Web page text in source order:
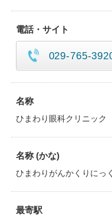
電話・サイト
029-765-
名称
ひまわり眼科クリニック
名称 (かな)
ひまわりがんかくりにっく
最寄駅